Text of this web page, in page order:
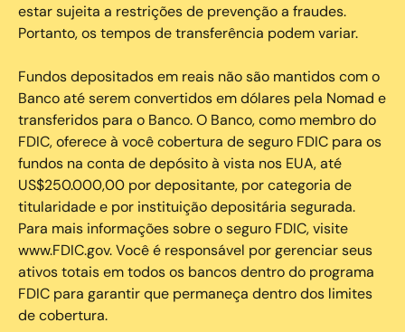
estar sujeita a restrições de prevenção a fraudes.
Portanto, os tempos de transferência podem variar.
Fundos depositados em reais não são mantidos com o
Banco até serem convertidos em dólares pela Nomad e
transferidos para o Banco. O Banco, como membro do
FDIC, oferece à você cobertura de seguro FDIC para os
fundos na conta de depósito à vista nos EUA, até
US$250.000,00 por depositante, por categoria de
titularidade e por instituição depositária segurada.
Para mais informações sobre o seguro FDIC, visite
www.FDIC.gov. Você é responsável por gerenciar seus
ativos totais em todos os bancos dentro do programa
FDIC para garantir que permaneça dentro dos limites
de cobertura.